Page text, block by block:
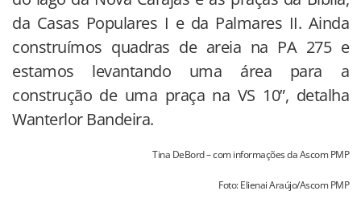
da Casas Populares I e da Palmares II. Ainda
construímos quadras de areia na PA 275 e
estamos levantando uma área para a
construção de uma praça na VS 10”, detalha
Wanterlor Bandeira.
Tina DeBord – com informações da Ascom PMP
Foto: Elienai Araújo/Ascom PMP